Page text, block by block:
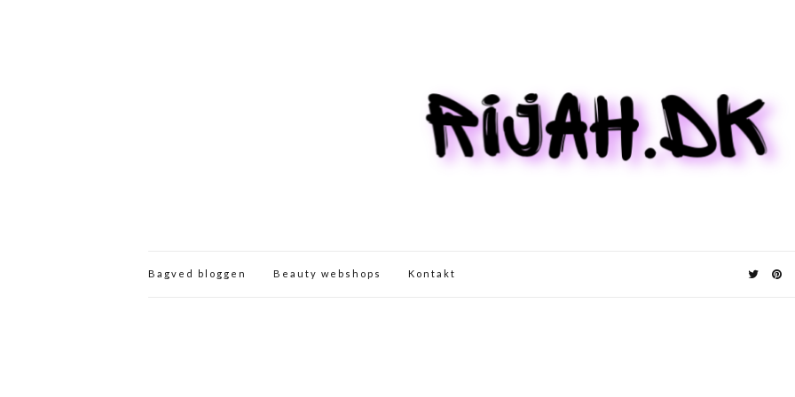
Bagved bloggen Beauty webshops Kontakt